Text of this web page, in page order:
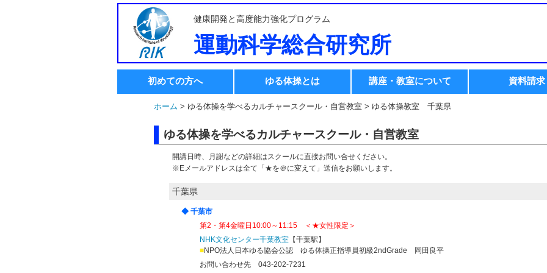
健康開発と高度能力強化プログラム
運動科学総合研究所
初めての方へ ゆる体操とは 講座・教室について 資料請求
ホーム > ゆる体操を学べるカルチャースクール・自営教室 > ゆる体操教室 千葉県
ゆる体操を学べるカルチャースクール・自営教室
開講日時、月謝などの詳細はスクールに直接お問い合せください。
※Eメールアドレスは全て「★を＠に変えて」送信をお願いします。
千葉県
◆ 千葉市
第2・第4金曜日10:00～11:15 ＜★女性限定＞
NHK文化センター千葉教室 【千葉駅】
■NPO法人日本ゆる協会公認 ゆる体操正指導員初級2ndGrade 岡田良平
お問い合わせ先 043-202-7231